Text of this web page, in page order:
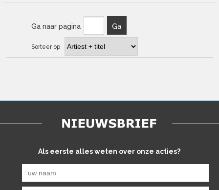
Ga naar pagina Ga
Sorteer op
Als eerste alles weten over onze acties?